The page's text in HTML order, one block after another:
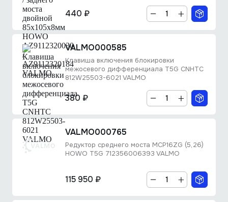
440 ₽
VALMO000585
Клавиша включения блокировки
межосевого дифференциала T5G CNHTC
812W25503-6021 VALMO
380 ₽
VALMO000765
Редуктор среднего моста MCP16ZG (5,26)
HOWO T5G 712356006393 VALMO
115 950 ₽